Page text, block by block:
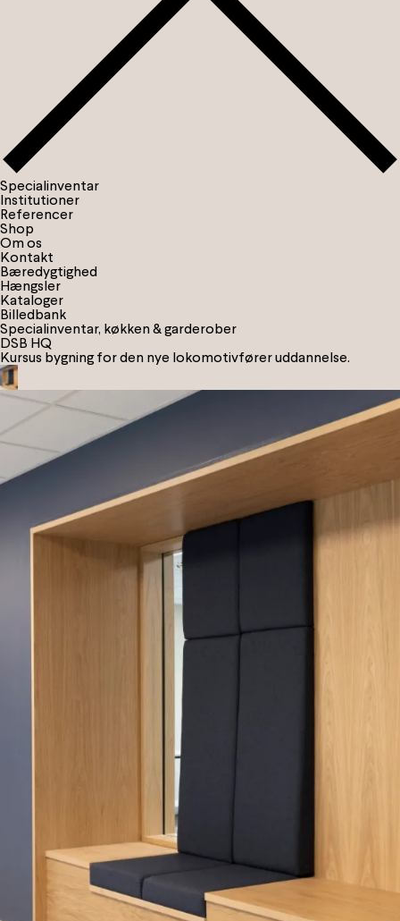
Specialinventar
Institutioner
Referencer
Shop
Om os
Kontakt
Bæredygtighed
Hængsler
Kataloger
Billedbank
Specialinventar, køkken & garderober
DSB HQ
Kursus bygning for den nye lokomotivfører uddannelse.